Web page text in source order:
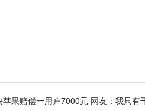
果赔偿一用户7000元 网友：我只有